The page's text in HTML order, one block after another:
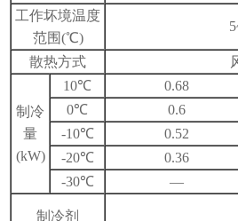
工作坏境温度
范围(℃)
散热方式
制冷
量
(kW)
10℃ 0.68
0℃ 0.6
-10℃ 0.52
-20℃ 0.36
-30℃ —
制冷剂